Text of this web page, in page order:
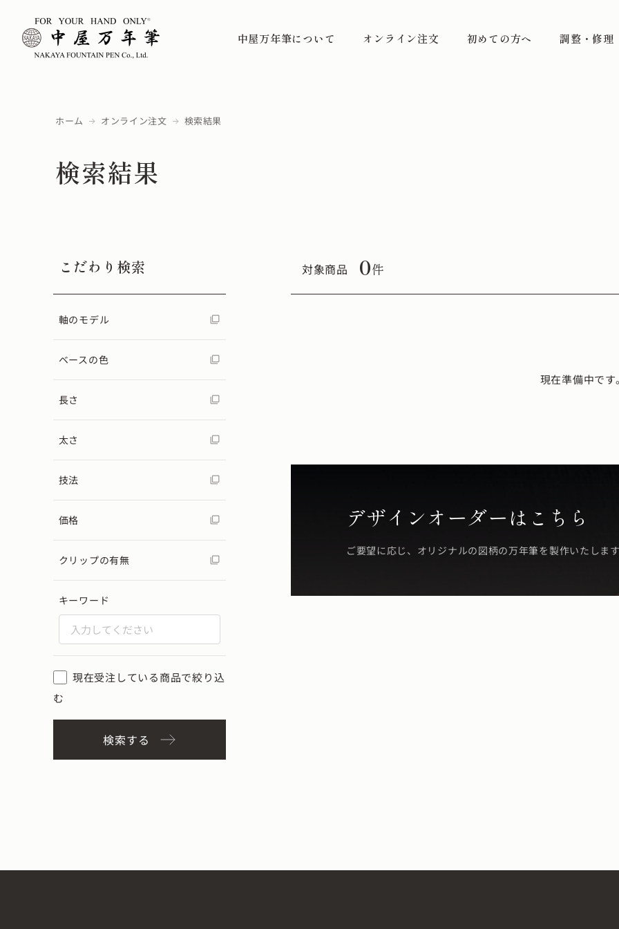
中屋万年筆について オンライン注文 初めての方へ 調整・修理
ホーム オンライン注文 検索結果
検索結果
こだわり検索
軸のモデル
ベースの色
長さ
太さ
技法
価格
クリップの有無
キーワード
現在受注している商品で絞り込
む
検索する
対象商品 0件
現在準備中です
デザインオーダーはこちら
ご要望に応じ、オリジナルの図柄の万年筆を製作いたしま